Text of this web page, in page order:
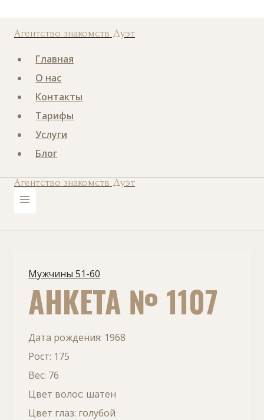
Агентство знакомств Дуэт
Главная
О нас
Контакты
Тарифы
Услуги
Блог
Агентство знакомств Дуэт
Мужчины 51-60
АНКЕТА № 1107
Дата рождения: 1968
Рост: 175
Вес: 76
Цвет волос: шатен
Цвет глаз: голубой